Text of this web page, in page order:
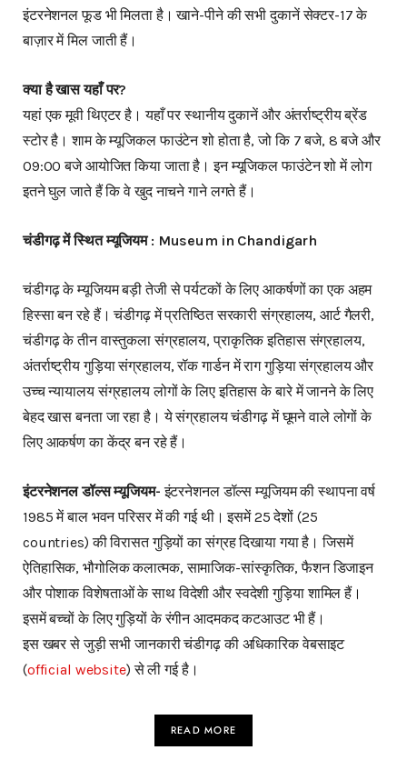
इंटरनेशनल फूड भी मिलता है। खाने-पीने की सभी दुकानें सेक्टर-17 के
बाज़ार में मिल जाती हैं।
क्या है खास यहाँ पर?
यहां एक मूवी थिएटर है। यहाँ पर स्थानीय दुकानें और अंतर्राष्ट्रीय ब्रेंड
स्टोर है। शाम के म्यूजिकल फाउंटेन शो होता है, जो कि 7 बजे, 8 बजे और
09:00 बजे आयोजित किया जाता है। इन म्यूजिकल फाउंटेन शो में लोग
इतने घुल जाते हैं कि वे खुद नाचने गाने लगते हैं।
चंडीगढ़ में स्थित म्यूजियम : Museum in Chandigarh
चंडीगढ़ के म्यूजियम बड़ी तेजी से पर्यटकों के लिए आकर्षणों का एक अहम
हिस्सा बन रहे हैं। चंडीगढ़ में प्रतिष्ठित सरकारी संग्रहालय, आर्ट गैलरी,
चंडीगढ़ के तीन वास्तुकला संग्रहालय, प्राकृतिक इतिहास संग्रहालय,
अंतर्राष्ट्रीय गुड़िया संग्रहालय, रॉक गार्डन में राग गुड़िया संग्रहालय और
उच्च न्यायालय संग्रहालय लोगों के लिए इतिहास के बारे में जानने के लिए
बेहद खास बनता जा रहा है। ये संग्रहालय चंडीगढ़ में घूमने वाले लोगों के
लिए आकर्षण का केंद्र बन रहे हैं।
इंटरनेशनल डॉल्स म्यूजियम-इंटरनेशनल डॉल्स म्यूजियम की स्थापना वर्ष
1985 में बाल भवन परिसर में की गई थी। इसमें 25 देशों (25
countries) की विरासत गुड़ियों का संग्रह दिखाया गया है। जिसमें
ऐतिहासिक, भौगोलिक कलात्मक, सामाजिक-सांस्कृतिक, फैशन डिजाइन
और पोशाक विशेषताओं के साथ विदेशी और स्वदेशी गुड़िया शामिल हैं।
इसमें बच्चों के लिए गुड़ियों के रंगीन आदमकद कटआउट भी हैं।
इस खबर से जुड़ी सभी जानकारी चंडीगढ़ की अधिकारिक वेबसाइट
(official website) से ली गई है।
READ MORE